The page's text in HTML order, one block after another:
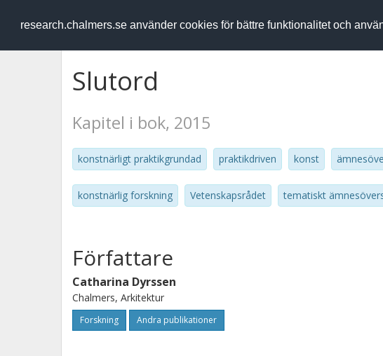
research.chalmers.se använder cookies för bättre funktionalitet och
RESEARCH.chalmers.se
Slutord
Kapitel i bok, 2015
konstnärligt praktikgrundad praktikdriven konst
konstnärlig forskning Vetenskapsrådet tematiskt
Författare
Catharina Dyrssen
Chalmers, Arkitektur
Forskning Andra publikationer